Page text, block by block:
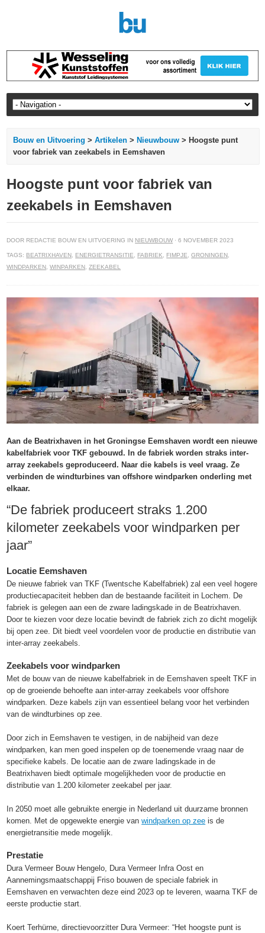
Bouw en Uitvoering >Artikelen > Nieuwbouw > Hoogste punt
voor fabriek van zeekabels in Eemshaven
Hoogste punt voor fabriek van
zeekabels in Eemshaven
DOOR REDACTIE BOUW EN UITVOERING IN NIEUWBOUW· 6 NOVEMBER 2023
TAGS: BEATRIXHAVEN, ENERGIETRANSITIE, FABRIEK, FIMPJE,GRONINGEN,
WINDPARKEN,WINPARKEN,ZEEKABEL
Aan de Beatrixhaven in het Groningse Eemshaven wordt een nieuwe
kabelfabriek voor TKF gebouwd. In de fabriek worden straks inter-
array zeekabels geproduceerd. Naar die kabels is veel vraag. Ze
verbinden de windturbines van offshore windparken onderling met
elkaar.
“De fabriek produceert straks 1.200
kilometer zeekabels voor windparken per
jaar”
Locatie Eemshaven
De nieuwe fabriek van TKF (Twentsche Kabelfabriek) zal een veel hogere
productiecapaciteit hebben dan de bestaande faciliteit in Lochem. De
fabriek is gelegen aan een de zware ladingskade in de Beatrixhaven.
Door te kiezen voor deze locatie bevindt de fabriek zich zo dicht mogelijk
bij open zee. Dit biedt veel voordelen voor de productie en distributie van
inter-array zeekabels.
Zeekabels voor windparken
Met de bouw van de nieuwe kabelfabriek in de Eemshaven speelt TKF in
op de groeiende behoefte aan inter-array zeekabels voor offshore
windparken. Deze kabels zijn van essentieel belang voor het verbinden
van de windturbines op zee.
Door zich in Eemshaven te vestigen, in de nabijheid van deze
windparken, kan men goed inspelen op de toenemende vraag naar de
specifieke kabels. De locatie aan de zware ladingskade in de
Beatrixhaven biedt optimale mogelijkheden voor de productie en
distributie van 1.200 kilometer zeekabel per jaar.
In 2050 moet alle gebruikte energie in Nederland uit duurzame bronnen
komen. Met de opgewekte energie vanwindparken op zee is de
energietransitie mede mogelijk.
Prestatie
Dura Vermeer Bouw Hengelo, Dura Vermeer Infra Oost en
Aannemingsmaatschappij Friso bouwen de speciale fabriek in
Eemshaven en verwachten deze eind 2023 op te leveren, waarna TKF de
eerste productie start.
Koert Terhürne, directievoorzitter Dura Vermeer: “Het hoogste punt is